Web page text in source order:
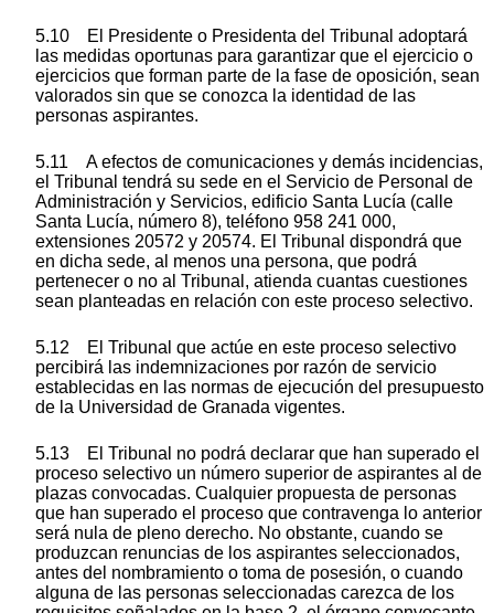
5.10 El Presidente o Presidenta del Tribunal adoptará
las medidas oportunas para garantizar que el ejercicio o
ejercicios que forman parte de la fase de oposición, sean
valorados sin que se conozca la identidad de las
personas aspirantes.
5.11 A efectos de comunicaciones y demás incidencias,
el Tribunal tendrá su sede en el Servicio de Personal de
Administración y Servicios, edificio Santa Lucía (calle
Santa Lucía, número 8), teléfono 958 241 000,
extensiones 20572 y 20574. El Tribunal dispondrá que
en dicha sede, al menos una persona, que podrá
pertenecer o no al Tribunal, atienda cuantas cuestiones
sean planteadas en relación con este proceso selectivo.
5.12 El Tribunal que actúe en este proceso selectivo
percibirá las indemnizaciones por razón de servicio
establecidas en las normas de ejecución del presupuesto
de la Universidad de Granada vigentes.
5.13 El Tribunal no podrá declarar que han superado el
proceso selectivo un número superior de aspirantes al de
plazas convocadas. Cualquier propuesta de personas
que han superado el proceso que contravenga lo anterior
será nula de pleno derecho. No obstante, cuando se
produzcan renuncias de los aspirantes seleccionados,
antes del nombramiento o toma de posesión, o cuando
alguna de las personas seleccionadas carezca de los